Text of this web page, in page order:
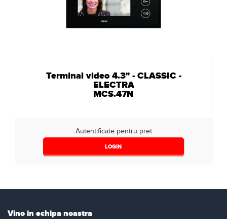
Terminal video 4.3" - CLASSIC -
ELECTRA
MCS.47N
Autentificate pentru pret
LOGIN
Vino in echipa noastra